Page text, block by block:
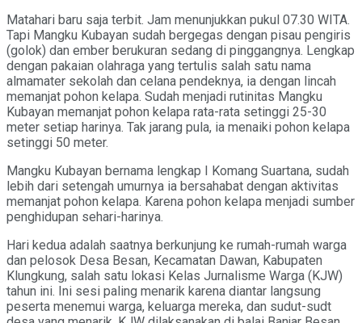
Matahari baru saja terbit. Jam menunjukkan pukul 07.30 WITA.
Tapi Mangku Kubayan sudah bergegas dengan pisau pengiris
(golok) dan ember berukuran sedang di pinggangnya. Lengkap
dengan pakaian olahraga yang tertulis salah satu nama
almamater sekolah dan celana pendeknya, ia dengan lincah
memanjat pohon kelapa. Sudah menjadi rutinitas Mangku
Kubayan memanjat pohon kelapa rata-rata setinggi 25-30
meter setiap harinya. Tak jarang pula, ia menaiki pohon kelapa
setinggi 50 meter.
Mangku Kubayan bernama lengkap I Komang Suartana, sudah
lebih dari setengah umurnya ia bersahabat dengan aktivitas
memanjat pohon kelapa. Karena pohon kelapa menjadi sumber
penghidupan sehari-harinya.
Hari kedua adalah saatnya berkunjung ke rumah-rumah warga
dan pelosok Desa Besan, Kecamatan Dawan, Kabupaten
Klungkung, salah satu lokasi Kelas Jurnalisme Warga (KJW)
tahun ini. Ini sesi paling menarik karena diantar langsung
peserta menemui warga, keluarga mereka, dan sudut-sudt